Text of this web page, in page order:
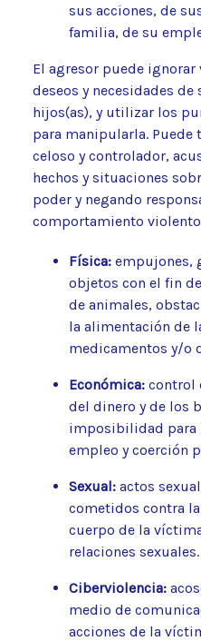
sus acciones, de
familia, de su
El agresor puede
deseos y necesidades
hijos(as), y utilizar los
para manipularla.
celoso y controlador,
hechos y situaciones
poder y negando
comportamiento
Física: empujones,
objetos con el fin
de animales,
la alimentación de
medicamentos y/o
Económica: control
del dinero y de los
imposibilidad para
empleo y coerción
Sexual: actos
cometidos contra
cuerpo de la
relaciones sexuales.
Ciberviolencia:
medio de
acciones de la